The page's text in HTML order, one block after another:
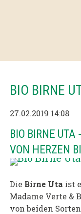
BIO BIRNE
27.02.2019 14:08
BIO BIRNE
VON HERZEN
Die Birne Uta ist
Madame Verte &
von beiden